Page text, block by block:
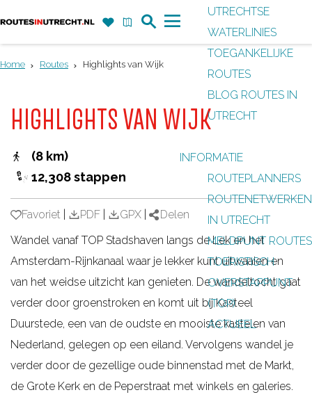
F
a
v
i
n
a
a
o
e
M
UTRECHTSE
WATERLINIES
TOEGANKELIJKE
ROUTES
BLOG ROUTES IN
UTRECHT
INFORMATIE
ROUTEPLANNERS
ROUTENETWERKEN
IN UTRECHT
MELDPUNT ROUTES
TOERISTISCH
OVERSTAPPUNT
(TOP)
ACTUEEL
Home Routes Highlights van Wijk
HIGHLIGHTS VAN WIJK
(8 km)
12,308 stappen
Favoriet
Favoriet PDF GPX
Delen
Wandel vanaf TOP Stadshaven langs de Lek en het
Amsterdam-Rijnkanaal waar je lekker kunt uitwaaien en
van het weidse uitzicht kan genieten. De wandeltocht gaat
verder door groenstroken en komt uit bij Kasteel
Duurstede, een van de oudste en mooiste kastelen van
Nederland, gelegen op een eiland. Vervolgens wandel je
verder door de gezellige oude binnenstad met de Markt,
de Grote Kerk en de Peperstraat met winkels en galeries.